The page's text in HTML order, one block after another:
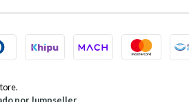
por Jumpseller.